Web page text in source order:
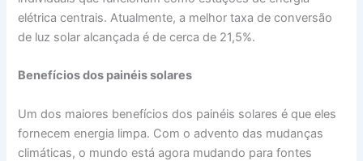
elétrica centrais. Atualmente, a melhor taxa de conversão
de luz solar alcançada é de cerca de 21,5%.
Benefícios dos painéis solares
Um dos maiores benefícios dos painéis solares é que eles
fornecem energia limpa. Com o advento das mudanças
climáticas, o mundo está agora mudando para fontes